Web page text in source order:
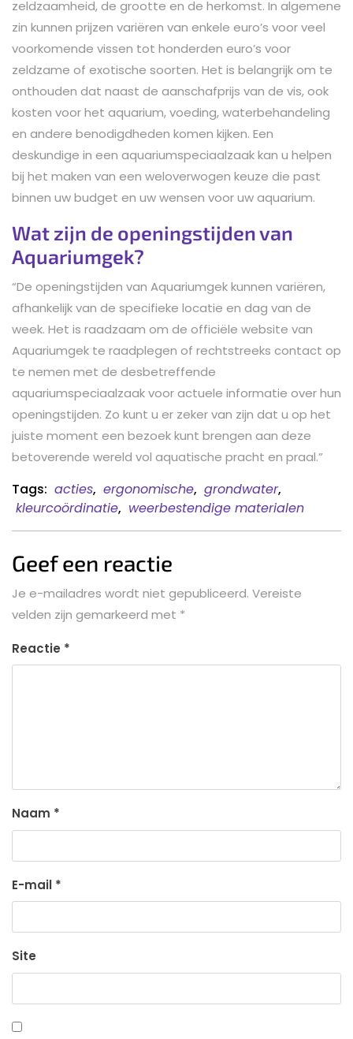
zeldzaamheid, de grootte en de herkomst. In algemene
zin kunnen prijzen variëren van enkele euro’s voor veel
voorkomende vissen tot honderden euro’s voor
zeldzame of exotische soorten. Het is belangrijk om te
onthouden dat naast de aanschafprijs van de vis, ook
kosten voor het aquarium, voeding, waterbehandeling
en andere benodigdheden komen kijken. Een
deskundige in een aquariumspeciaalzaak kan u helpen
bij het maken van een weloverwogen keuze die past
binnen uw budget en uw wensen voor uw aquarium.
Wat zijn de openingstijden van
Aquariumgek?
“De openingstijden van Aquariumgek kunnen variëren,
afhankelijk van de specifieke locatie en dag van de
week. Het is raadzaam om de officiële website van
Aquariumgek te raadplegen of rechtstreeks contact op
te nemen met de desbetreffende
aquariumspeciaalzaak voor actuele informatie over hun
openingstijden. Zo kunt u er zeker van zijn dat u op het
juiste moment een bezoek kunt brengen aan deze
betoverende wereld vol aquatische pracht en praal.”
Tags: acties, ergonomische, grondwater,
kleurcoördinatie, weerbestendige materialen
Geef een reactie
Je e-mailadres wordt niet gepubliceerd. Vereiste
velden zijn gemarkeerd met *
Reactie *
Naam *
E-mail *
Site